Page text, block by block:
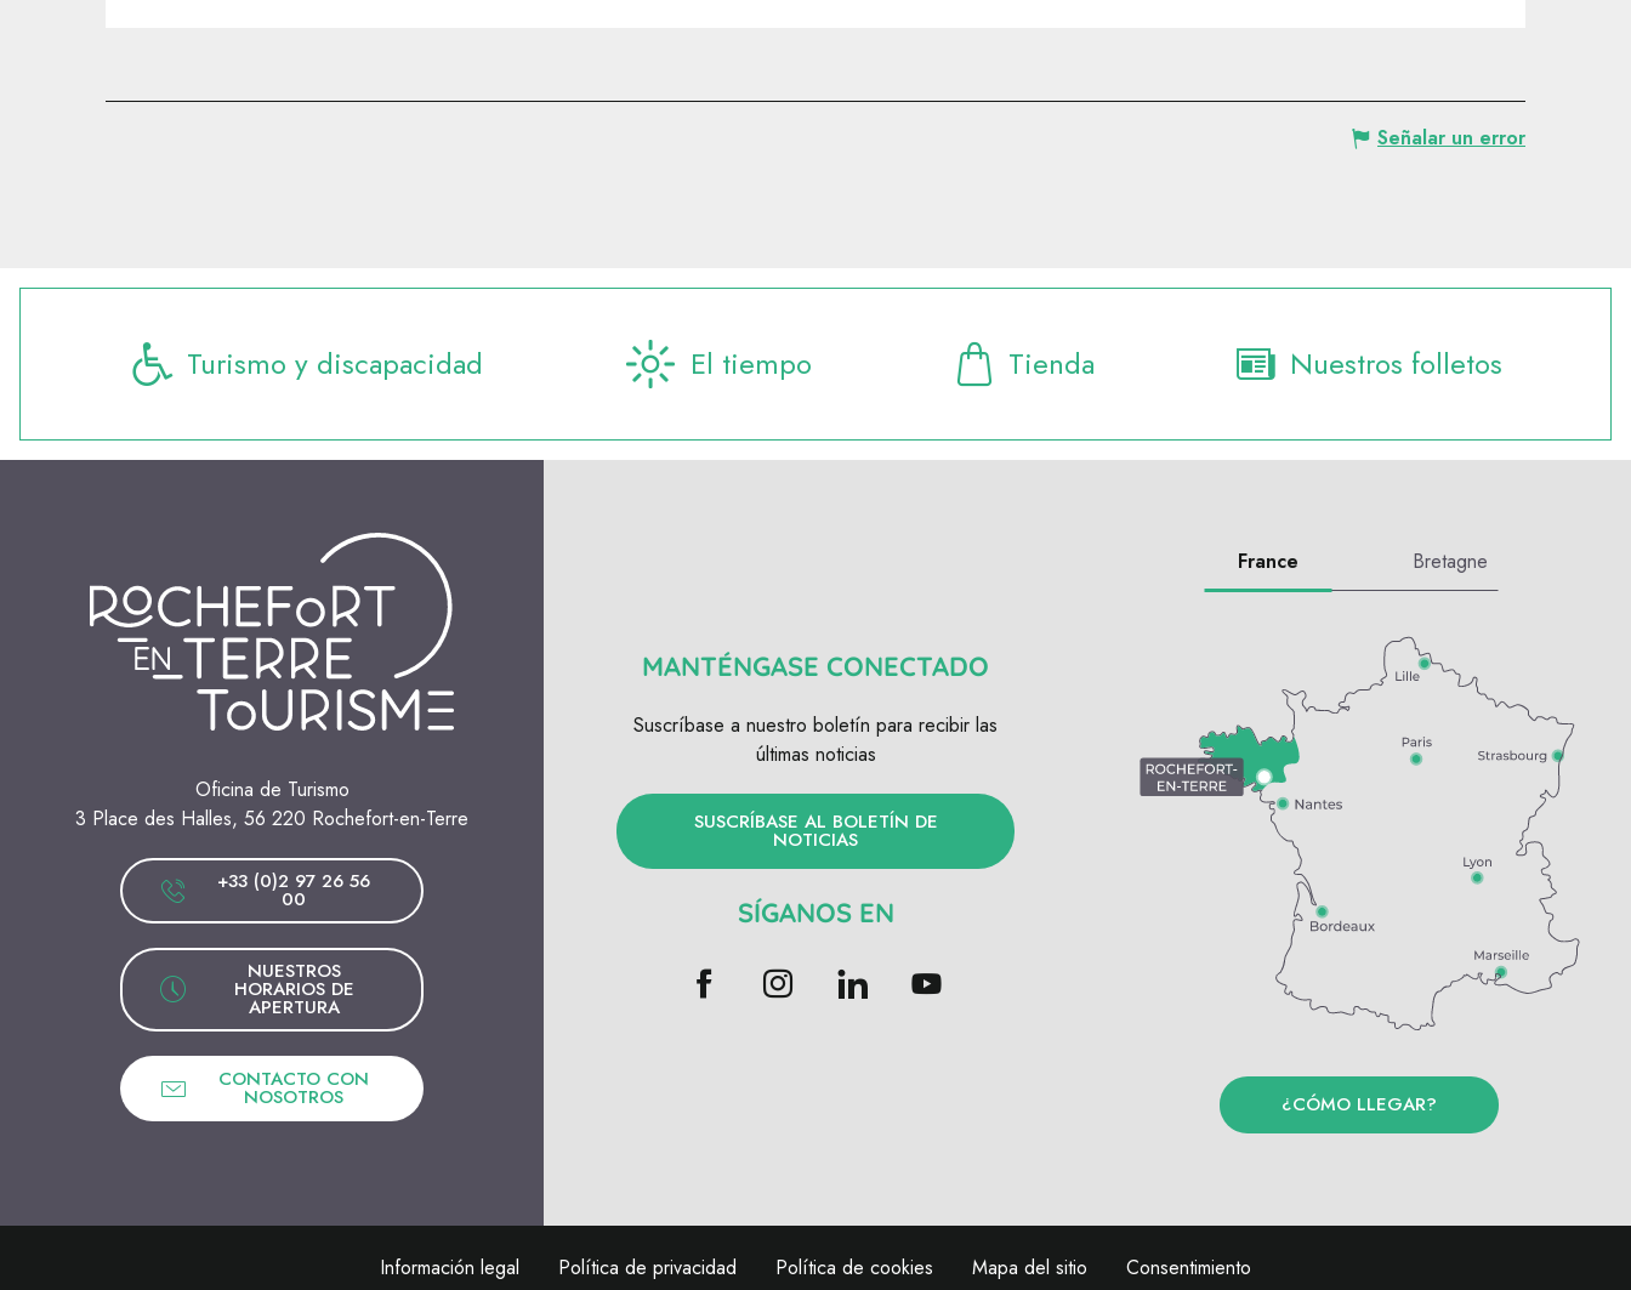
Señalar un error
Turismo y discapacidad El tiempo Tienda Nuestros folletos
Oficina de Turismo
3 Place des Halles, 56 220 Rochefort-en-Terre
+33 (0)2 97 26 56
00
NUESTROS
HORARIOS DE
APERTURA
CONTACTO CON
NOSOTROS
MANTÉNGASE CONECTADO
Suscríbase a nuestro boletín para recibir las
últimas noticias
SUSCRÍBASE AL BOLETÍN DE
NOTICIAS
SÍGANOS EN
France Bretagne
¿CÓMO LLEGAR?
Información legal Política de privacidad Política de cookies Mapa del sitio Consentimiento